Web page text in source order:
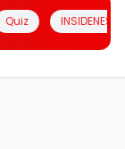
Quiz INSIDENESIA